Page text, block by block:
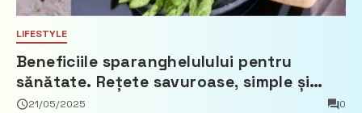
LIFESTYLE
Beneficiile sparanghelulului pentru
sănătate. Rețete savuroase, simple și
ușor de pregătit
21/05/2025 0